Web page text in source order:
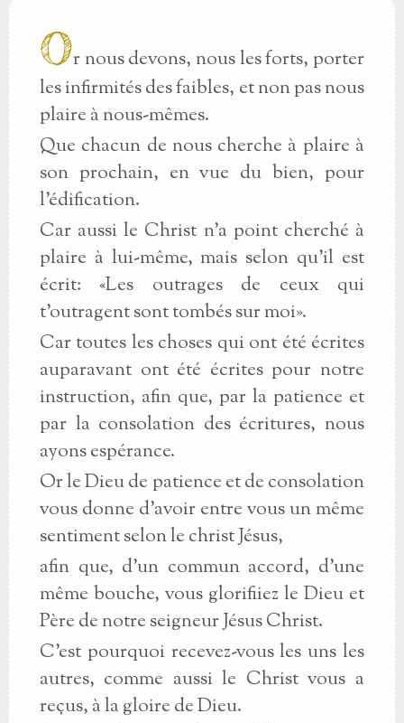
Or nous devons, nous les forts, porter
les infirmités des faibles, et non pas nous
plaire à nous-mêmes.
Que chacun de nous cherche à plaire à
son prochain, en vue du bien, pour
l’édification.
Car aussi le Christ n’a point cherché à
plaire à lui-même, mais selon qu’il est
écrit: «Les outrages de ceux qui
t’outragent sont tombés sur moi».
Car toutes les choses qui ont été écrites
auparavant ont été écrites pour notre
instruction, afin que, par la patience et
par la consolation des écritures, nous
ayons espérance.
Or le Dieu de patience et de consolation
vous donne d’avoir entre vous un même
sentiment selon le christ Jésus,
afin que, d’un commun accord, d’une
même bouche, vous glorifiiez le Dieu et
Père de notre seigneur Jésus Christ.
C’est pourquoi recevez-vous les uns les
autres, comme aussi le Christ vous a
reçus, à la gloire de Dieu.